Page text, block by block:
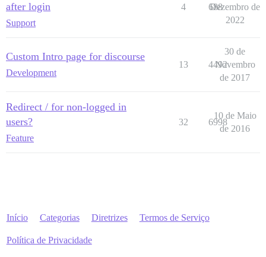
after login
Support
4 688
Dezembro de
2022
Custom Intro page for discourse
Development
13 4492
30 de
Novembro
de 2017
Redirect / for non-logged in
users?
Feature
32 6998
10 de Maio
de 2016
Início Categorias Diretrizes Termos de Serviço
Política de Privacidade